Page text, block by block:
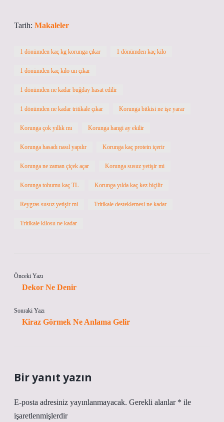
Tarih: Makaleler
1 dönümden kaç kg korunga çıkar 1 dönümden kaç kilo
1 dönümden kaç kilo un çıkar
1 dönümden ne kadar buğday hasat edilir
1 dönümden ne kadar tritikale çıkar Korunga bitkisi ne işe yarar
Korunga çok yıllık mı Korunga hangi ay ekilir
Korunga hasadı nasıl yapılır Korunga kaç protein içerir
Korunga ne zaman çiçek açar Korunga susuz yetişir mi
Korunga tohumu kaç TL Korunga yılda kaç kez biçilir
Reygras susuz yetişir mi Tritikale desteklemesi ne kadar
Tritikale kilosu ne kadar
Önceki Yazı
Dekor Ne Denir
Sonraki Yazı
Kiraz Görmek Ne Anlama Gelir
Bir yanıt yazın
E-posta adresiniz yayınlanmayacak. Gerekli alanlar * ile
işaretlenmişlerdir